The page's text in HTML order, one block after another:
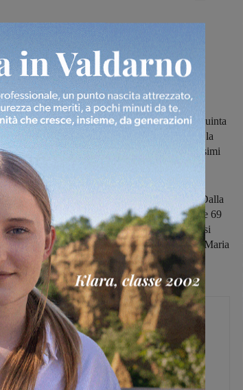
chilometri con partenza da viale Dalla
arrivo in piazza Roosvelt a Reggello
(giorno di Ognissanti) con la"Corsa
, gara podistica (valida anche come quinta
Fiorentino"), che festeggia quest'anno la
e alla quale partecipano sempre tantissimi
trentatrè chilometri , con partenza da viale Dalla
9 e arrivo, dopo avere percorso la regionale 69
in piazza Roosvelta Reggello, dove si
successori nell'albo d'oro a Luca Lastraioli e Maria
scorso anno.
Michele Bossini